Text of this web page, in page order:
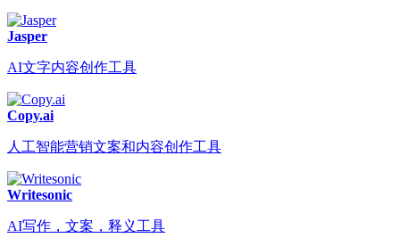
Jasper
AI文字内容创作工具
Copy.ai
人工智能营销文案和内容创作工具
Writesonic
AI写作，文案，释义工具